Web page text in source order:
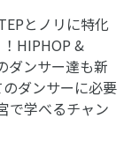
とノリに特化
HIPHOP &
ダンサー達も新
ダンサーに必要
で学べるチャン